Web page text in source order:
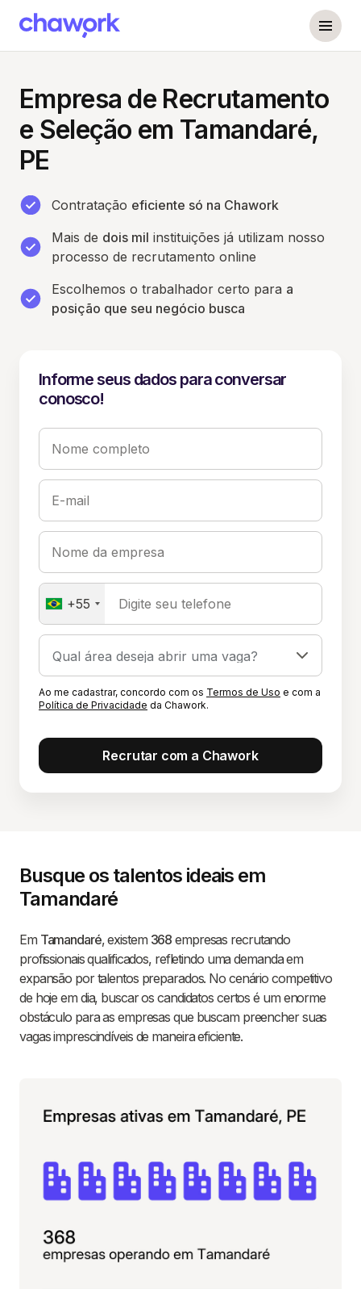
Empresa de Recrutamento
e Seleção em Tamandaré,
PE
Contratação eficiente só na Chawork
Mais de dois mil instituições já utilizam nosso
processo de recrutamento online
Escolhemos o trabalhador certo para a
posição que seu negócio busca
Informe seus dados para conversar
conosco!
Nome completo
E-mail
Nome da empresa
+55 Digite seu telefone
Ao me cadastrar, concordo com os Termos de Uso e com a
Política de Privacidade da Chawork.
Recrutar com a Chawork
Busque os talentos ideais em
Tamandaré
Em Tamandaré, existem 368 empresas recrutando
profissionais qualificados, refletindo uma demanda em
expansão por talentos preparados. No cenário competitivo
de hoje em dia, buscar os candidatos certos é um enorme
obstáculo para as empresas que buscam preencher suas
vagas imprescindíveis de maneira eficiente.